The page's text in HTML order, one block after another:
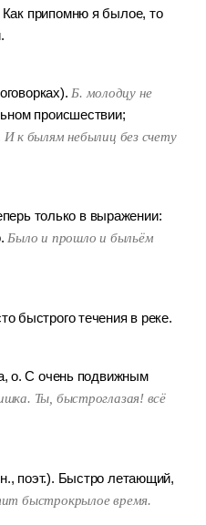
припомню я былое, то
Б. молодцу не
происшествии;
И к былям небылиц без счету
только в выражении:
Было и прошло и быльём
быстрого течения в реке.
о.С очень подвижным
Ты, быстроглазая! всё
поэт.). Быстро летающий,
быстрокрылое время.